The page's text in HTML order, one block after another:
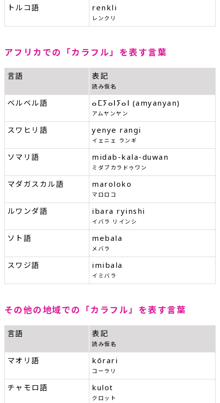
トルコ語 renkli
レンクリ
アフリカでの「カラフル」を表す言葉
言語 表記
読み仮名
ベルベル語 ⴰⵎⵢⴰⵏⵢⴰⵏ (amyanyan)
アムヤンヤン
スワヒリ語 yenye rangi
イェニェ ランギ
ソマリ語 midab-kala-duwan
ミダブカラドゥワン
マダガスカル語 maroloko
マロロコ
ルワンダ語 ibara ryinshi
イバラ リインシ
ソト語 mebala
メバラ
スワジ語 imibala
イミバラ
その他の地域での「カラフル」を表す言葉
言語 表記
読み仮名
マオリ語 kōrari
コーラリ
チャモロ語 kulot
クロット